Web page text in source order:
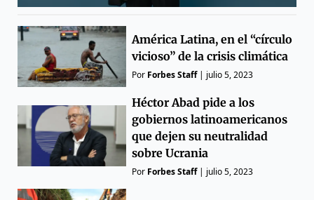
América Latina, en el “círculo
vicioso” de la crisis climática
Por Forbes Staff| julio 5, 2023
Héctor Abad pide a los
gobiernos latinoamericanos
que dejen su neutralidad
sobre Ucrania
Por Forbes Staff| julio 5, 2023